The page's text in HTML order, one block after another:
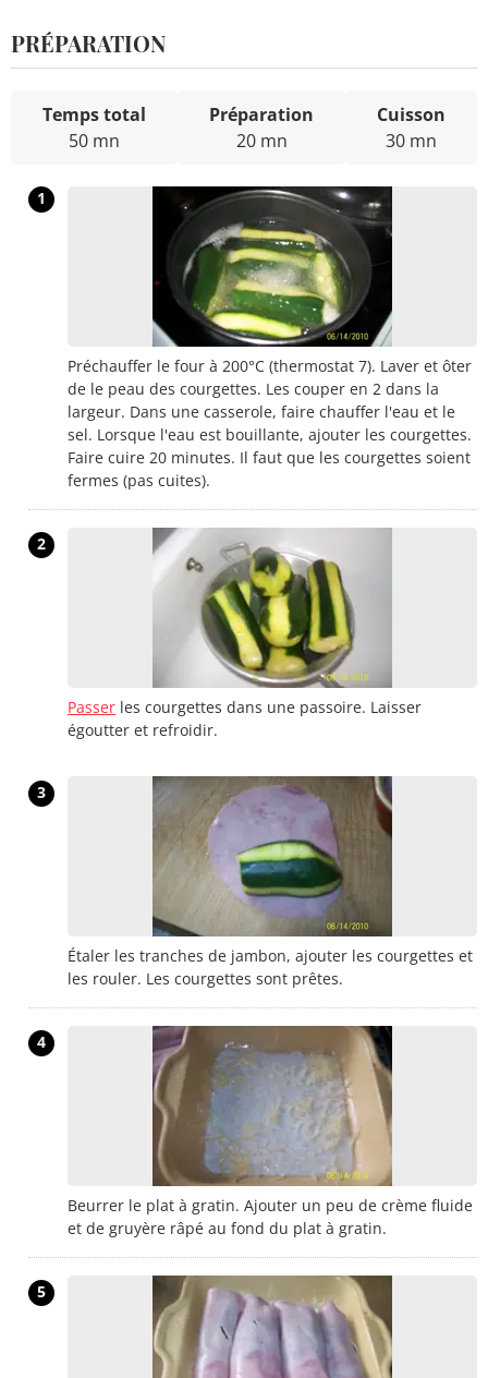
PRÉPARATION
Temps total
50 mn
Préparation
20 mn
Cuisson
30 mn
1
Préchauffer le four à 200°C (thermostat 7). Laver et ôter
de le peau des courgettes. Les couper en 2 dans la
largeur. Dans une casserole, faire chauffer l'eau et le
sel. Lorsque l'eau est bouillante, ajouter les courgettes.
Faire cuire 20 minutes. Il faut que les courgettes soient
fermes (pas cuites).
2
Passer les courgettes dans une passoire. Laisser
égoutter et refroidir.
3
Étaler les tranches de jambon, ajouter les courgettes et
les rouler. Les courgettes sont prêtes.
4
Beurrer le plat à gratin. Ajouter un peu de crème fluide
et de gruyère râpé au fond du plat à gratin.
5